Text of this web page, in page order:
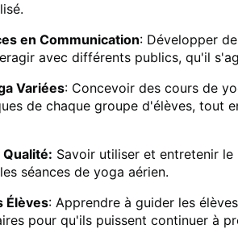
en Communication: Développer
avec différents publics, qu'il
Variées: Concevoir des cours de
de chaque groupe d'élèves, tout
Savoir utiliser et entretenir
séances de yoga aérien.
Élèves: Apprendre à guider les
pour qu'ils puissent continuer à